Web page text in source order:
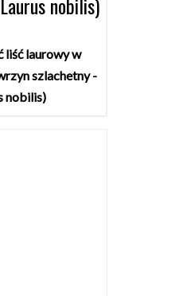
liść laurowy w
szlachetny -
nobilis)